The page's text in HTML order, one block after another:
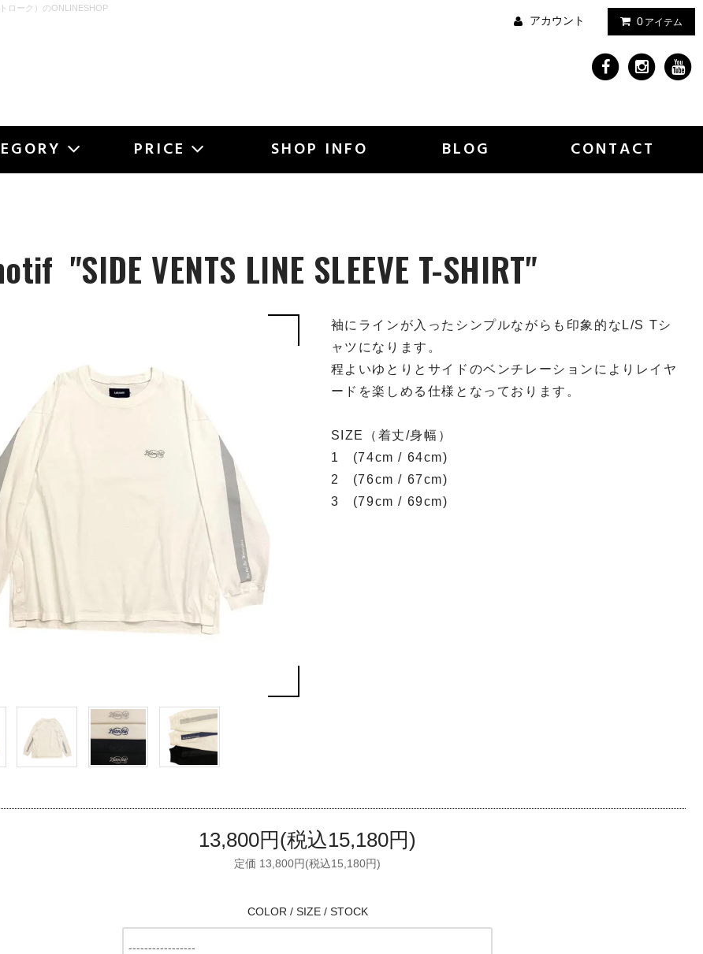
ローク）のONLINESHOP
アカウント 0 アイテム
PRICE SHOP INFO BLOG CONTACT
"SIDE VENTS LINE SLEEVE T-SHIRT"
袖にラインが入ったシンプルながらも印象的なL/S Tシ
ャツになります。
程よいゆとりとサイドのベンチレーションによりレイヤ
ードを楽しめる仕様となっております。
SIZE（着丈/身幅）
1 (74cm / 64cm)
2 (76cm / 67cm)
3 (79cm / 69cm)
13,800円(税込15,180円)
定価 13,800円(税込15,180円)
COLOR / SIZE / STOCK